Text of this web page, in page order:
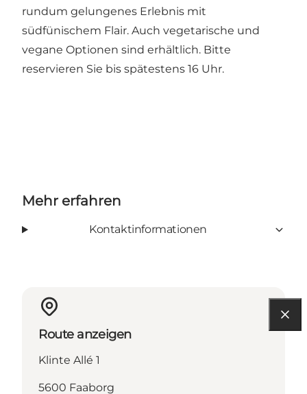
rundum gelungenes Erlebnis mit
südfünischem Flair. Auch vegetarische und
vegane Optionen sind erhältlich. Bitte
reservieren Sie bis spätestens 16 Uhr.
Mehr erfahren
Kontaktinformationen
Route anzeigen
Klinte Allé 1
5600 Faaborg